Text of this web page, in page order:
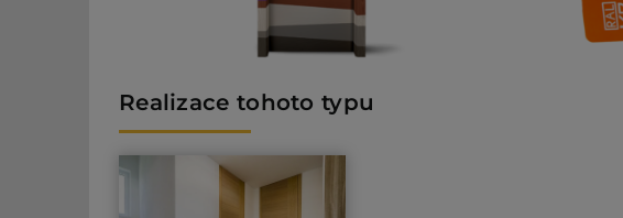
Realizace tohoto typu